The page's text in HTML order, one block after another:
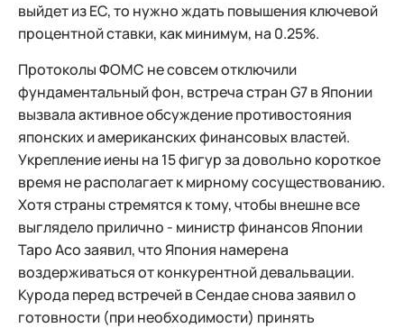
выйдет из ЕС, то нужно ждать повышения ключевой
процентной ставки, как минимум, на 0.25%.
Протоколы ФОМС не совсем отключили
фундаментальный фон, встреча стран G7 в Японии
вызвала активное обсуждение противостояния
японских и американских финансовых властей.
Укрепление иены на 15 фигур за довольно короткое
время не располагает к мирному сосуществованию.
Хотя страны стремятся к тому, чтобы внешне все
выглядело прилично - министр финансов Японии
Таро Асо заявил, что Япония намерена
воздерживаться от конкурентной девальвации.
Курода перед встречей в Сендае снова заявил о
готовности (при необходимости) принять